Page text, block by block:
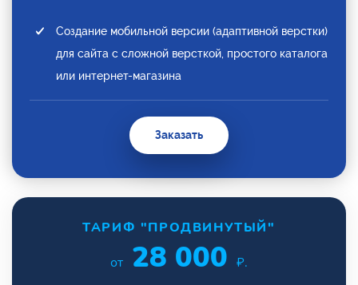
Создание мобильной версии (адаптивной верстки)
для сайта с сложной версткой, простого каталога
или интернет-магазина
Заказать
ТАРИФ "ПРОДВИНУТЫЙ"
от 28 000 ₽.